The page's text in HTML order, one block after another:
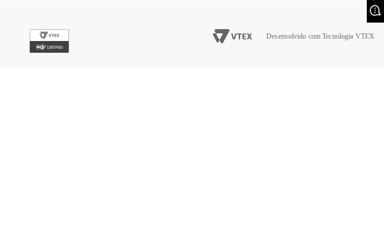
Desenvolvido com Tecnologia VTEX